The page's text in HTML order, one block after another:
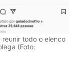
todo o elenco
(Foto: